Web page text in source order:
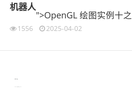
机器人
">OpenGL 绘图实例十
1556 2025-04-02